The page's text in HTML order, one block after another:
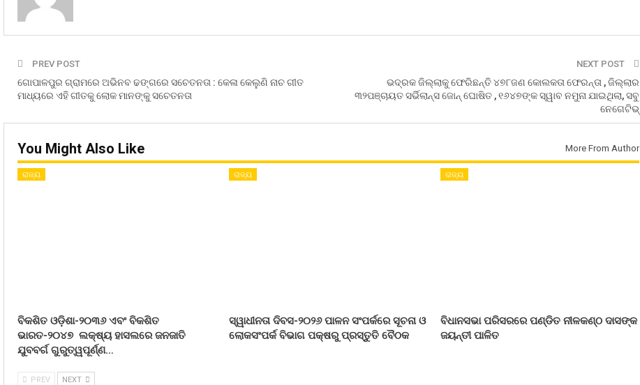
PREV POST
ଗୋପାଳପୁର ଗ୍ରାମରେ ଅଭିନବ ଢଙ୍ଗରେ ସଚେତନତା : କେଳା କେଲୁଣି ନାଚ ଗୀତ
ମାଧ୍ୟରେ ଏହି ଗୀତକୁ ଲୋକ ମାନଙ୍କୁ ସଚେତନତା
NEXT POST
ଭଦ୍ରକ ଜିଲ୍ଲାକୁ ଫେରିଛନ୍ତି ୪୭୮ଜଣ କୋଲକତା ଫେରନ୍ତା , ଜିଲ୍ଲାର
୩୨ପଞ୍ଚାୟତ ସର୍ଭିଲାନ୍ସ ଜୋନ୍ ଘୋଷିତ , ୧୬୪୭ଙ୍କ ସ୍ୱାବ ନମୁନା ଯାଇଥିଲା, ସବୁ
ନେଗେଟିଭ୍
You Might Also Like More From Author
ରାଜ୍ୟ
ବିକଶିତ ଓଡ଼ିଶା-୨୦୩୬ ଏବଂ ବିକଶିତ
ଭାରତ-୨୦୪୭ ଲକ୍ଷ୍ୟ ହାସଲରେ ଜନଜାତି
ଯୁବବର୍ଗ ଗୁରୁତ୍ୱପୂର୍ଣ୍ଣ…
ରାଜ୍ୟ
ସ୍ୱାଧୀନତା ଦିବସ-୨୦୨୬ ପାଳନ ସଂପର୍କରେ ସୂଚନା ଓ
ଲୋକସଂପର୍କ ବିଭାଗ ପକ୍ଷରୁ ପ୍ରସ୍ତୁତି ବୈଠକ
ରାଜ୍ୟ
ବିଧାନସଭା ପରିସରରେ ପଣ୍ଡିତ ନୀଳକଣ୍ଠ ଦାସଙ୍କ
ଜୟନ୍ତୀ ପାଳିତ
PREV NEXT